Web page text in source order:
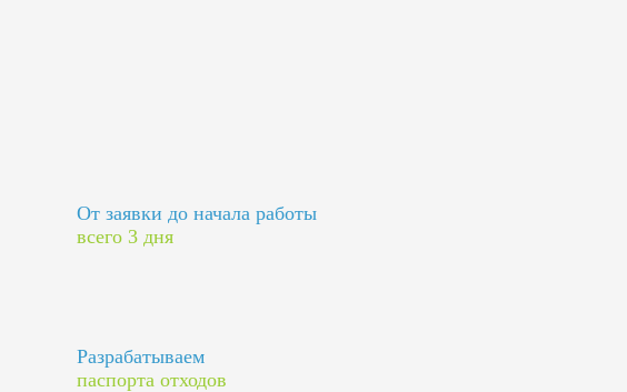
От заявки до начала работы
всего 3 дня
Разрабатываем
паспорта отходов